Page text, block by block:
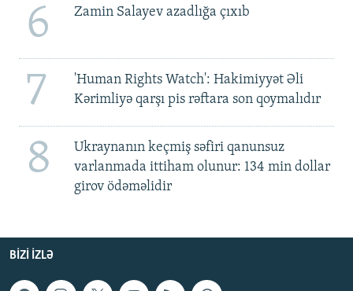
6 Zamin Salayev azadlığa çıxıb
7
'Human Rights Watch': Hakimiyyət Əli
Kərimliyə qarşı pis rəftara son qoymalıdır
8
Ukraynanın keçmiş səfiri qanunsuz
varlanmada ittiham olunur: 134 min dollar
girov ödəməlidir
BIZI IZLƏ